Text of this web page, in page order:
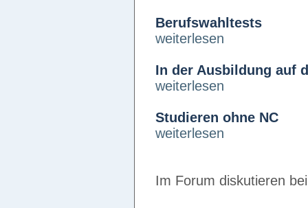
Berufswahltests
weiterlesen
In der Ausbildung auf
weiterlesen
Studieren ohne NC
weiterlesen
Im Forum diskutieren